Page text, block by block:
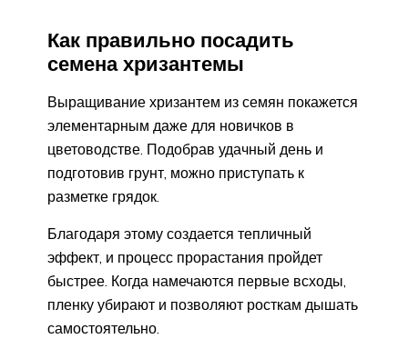
Как правильно посадить
семена хризантемы
Выращивание хризантем из семян покажется
элементарным даже для новичков в
цветоводстве. Подобрав удачный день и
подготовив грунт, можно приступать к
разметке грядок.
Благодаря этому создается тепличный
эффект, и процесс прорастания пройдет
быстрее. Когда намечаются первые всходы,
пленку убирают и позволяют росткам дышать
самостоятельно.